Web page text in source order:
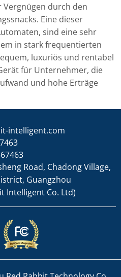
durch den
Eine dieser
sind eine sehr
in stark frequentierten
luxuriös und rentabel
für Unternehmer, die
und hohe Erträge
intelligent.com
Road, Chadong Village,
Guangzhou
Intelligent Co. Ltd)